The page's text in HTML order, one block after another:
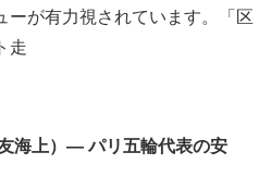
ーが有力視されています。「区
走
海上）— パリ五輪代表の安